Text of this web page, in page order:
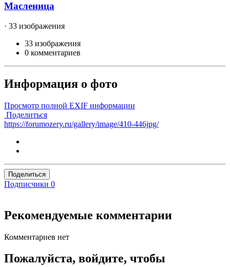
Масленица
· 33 изображения
33 изображения
0 комментариев
Информация о фото
Просмотр полной EXIF информации
Поделиться
https://forumozery.ru/gallery/image/410-446jpg/
Поделиться
Подписчики 0
Рекомендуемые комментарии
Комментариев нет
Пожалуйста, войдите, чтобы